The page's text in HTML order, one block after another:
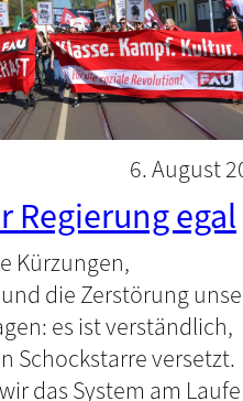
6. August
Regierung egal
Kürzungen,
die Zerstörung
es ist verständlich,
Schockstarre versetzt.
das System am